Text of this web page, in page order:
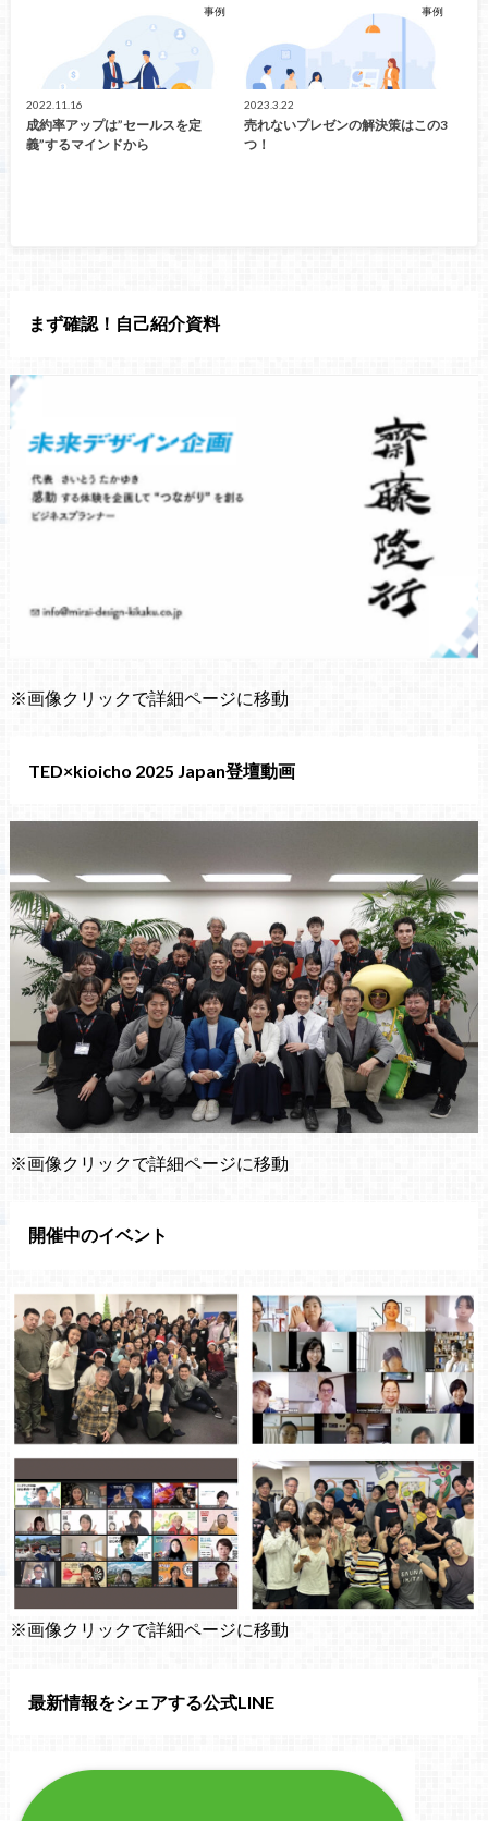
事例
2022.11.16
成約率アップは”セールスを定
義”するマインドから
事例
2023.3.22
売れないプレゼンの解決策はこの3
つ！
まず確認！自己紹介資料
※画像クリックで詳細ページに移動
TED×kioicho 2025 Japan登壇動画
※画像クリックで詳細ページに移動
開催中のイベント
※画像クリックで詳細ページに移動
最新情報をシェアする公式LINE